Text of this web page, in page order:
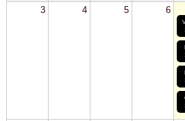
3
4 5 6